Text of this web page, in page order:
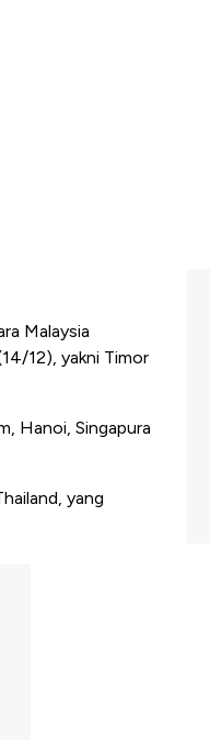
Malaysia
12), yakni Timor
Hanoi, Singapura
yang